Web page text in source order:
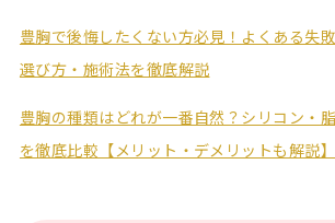
豊胸で後悔したくない方必見！よくある失
選び方・施術法を徹底解説
豊胸の種類はどれが一番自然？シリコン・
を徹底比較【メリット・デメリットも解説】